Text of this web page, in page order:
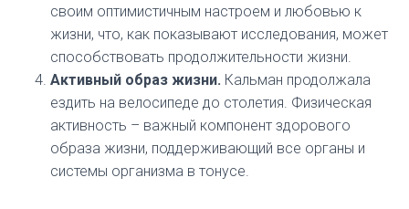
своим оптимистичным настроем и любовью к
жизни, что, как показывают исследования, может
способствовать продолжительности жизни.
Активный образ жизни. Кальман продолжала
ездить на велосипеде до столетия. Физическая
активность – важный компонент здорового
образа жизни, поддерживающий все органы и
системы организма в тонусе.